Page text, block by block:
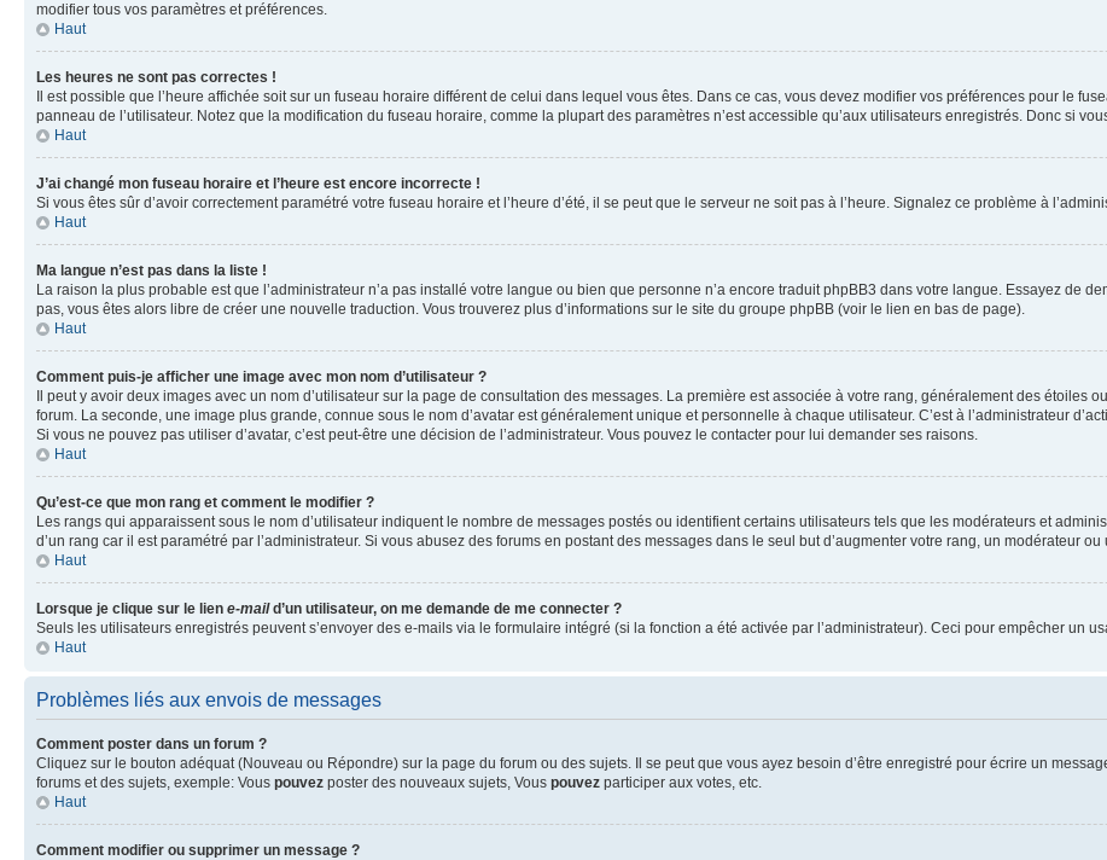
modifier tous vos paramètres et préférences.
Haut
Les heures ne sont pas correctes !
Il est possible que l’heure affichée soit sur un fuseau horaire différent de celui dans lequel vous êtes. Dans ce cas, vous devez modifier vos préférences pour le
panneau de l’utilisateur. Notez que la modification du fuseau horaire, comme la plupart des paramètres n’est accessible qu’aux utilisateurs enregistrés. Donc si
Haut
J’ai changé mon fuseau horaire et l’heure est encore incorrecte !
Si vous êtes sûr d’avoir correctement paramétré votre fuseau horaire et l’heure d’été, il se peut que le serveur ne soit pas à l’heure. Signalez ce problème à
Haut
Ma langue n’est pas dans la liste !
La raison la plus probable est que l’administrateur n’a pas installé votre langue ou bien que personne n’a encore traduit phpBB3 dans votre langue. Essayez de
pas, vous êtes alors libre de créer une nouvelle traduction. Vous trouverez plus d’informations sur le site du groupe phpBB (voir le lien en bas de page).
Haut
Comment puis-je afficher une image avec mon nom d’utilisateur ?
Il peut y avoir deux images avec un nom d’utilisateur sur la page de consultation des messages. La première est associée à votre rang, généralement des étoiles
forum. La seconde, une image plus grande, connue sous le nom d’avatar est généralement unique et personnelle à chaque utilisateur. C’est à l’administrateur
Si vous ne pouvez pas utiliser d’avatar, c’est peut-être une décision de l’administrateur. Vous pouvez le contacter pour lui demander ses raisons.
Haut
Qu’est-ce que mon rang et comment le modifier ?
Les rangs qui apparaissent sous le nom d’utilisateur indiquent le nombre de messages postés ou identifient certains utilisateurs tels que les modérateurs et
d’un rang car il est paramétré par l’administrateur. Si vous abusez des forums en postant des messages dans le seul but d’augmenter votre rang, un modérateur
Haut
Lorsque je clique sur le lien e-maild’un utilisateur, on me demande de me connecter ?
Seuls les utilisateurs enregistrés peuvent s’envoyer des e-mails via le formulaire intégré (si la fonction a été activée par l’administrateur). Ceci pour empêcher un
Haut
Problèmes liés aux envois de messages
Comment poster dans un forum ?
Cliquez sur le bouton adéquat (Nouveau ou Répondre) sur la page du forum ou des sujets. Il se peut que vous ayez besoin d’être enregistré pour écrire un
forums et des sujets, exemple: Vous pouvez poster des nouveaux sujets, Vous pouvez participer aux votes, etc.
Haut
Comment modifier ou supprimer un message ?